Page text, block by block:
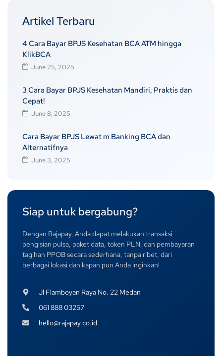
Artikel Terbaru
4 Cara Bayar BPJS Kesehatan BCA ATM hingga
KlikBCA
June 25, 2025
3 Cara Bayar BPJS Kesehatan Mandiri, Praktis dan
Cepat!
June 8, 2025
Cara Bayar BPJS Lewat m Banking BCA dan
Alternatifnya
June 3, 2025
Siap untuk bergabung?
Dengan Rajapay, Anda dapat melakukan transaksi
pengisian pulsa, paket data, token PLN, dan pembayaran
tagihan PPOB secara sederhana, tanpa ribet, dari
berbagai lokasi dan kapan pun Anda inginkan!
Jl Flamboyan Raya No. 22 Medan
061 888 03257
hello@rajapay.co.id